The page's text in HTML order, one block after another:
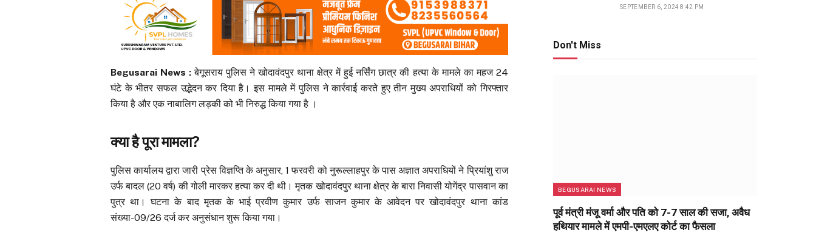
Begusarai News :बेगूसराय पुलिस ने खोदावंदपुर थाना क्षेत्र में हुई नर्सिंग छात्र की हत्या के मामले का महज 24
घंटे के भीतर सफल उद्भेदन कर दिया है। इस मामले में पुलिस ने कार्रवाई करते हुए तीन मुख्य अपराधियों को गिरफ्तार
किया है और एक नाबालिग लड़की को भी निरुद्ध किया गया है ।
क्या है पूरा मामला?
पुलिस कार्यालय द्वारा जारी प्रेस विज्ञप्ति के अनुसार, 1 फरवरी को नुरूल्लाहपुर के पास अज्ञात अपराधियों ने प्रियांशु राज
उर्फ बादल (20 वर्ष) की गोली मारकर हत्या कर दी थी। मृतक खोदावंदपुर थाना क्षेत्र के बारा निवासी योगेंद्र पासवान का
पुत्र था। घटना के बाद मृतक के भाई प्रवीण कुमार उर्फ साजन कुमार के आवेदन पर खोदावंदपुर थाना कांड
संख्या-09/26 दर्ज कर अनुसंधान शुरू किया गया।
SEPTEMBER 6, 2024 8:42 PM
Don't Miss
BEGUSARAI NEWS
पूर्व मंत्री मंजू वर्मा और पति को 7-7 साल की सजा, अवैध
हथियार मामले में एमपी-एमएलए कोर्ट का फैसला